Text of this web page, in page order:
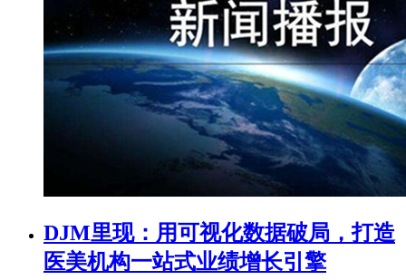
DJM里现：用可视化数据破局，打造
医美机构一站式业绩增长引擎